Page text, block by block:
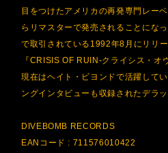
目をつけたアメリカの再発専門レー
らリマスターで発売されることにな
で取引されている1992年8月にリリ
『CRISIS OF RUIN-クライシス・オ
現在はヘイト・ビヨンドで活躍して
ングインタビューも収録されたデラ
DIVEBOMB RECORDS
EANコード : 711576010422